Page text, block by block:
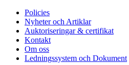
Policies
Nyheter och Artiklar
Auktoriseringar & certifikat
Kontakt
Om oss
Ledningssystem och Dokument